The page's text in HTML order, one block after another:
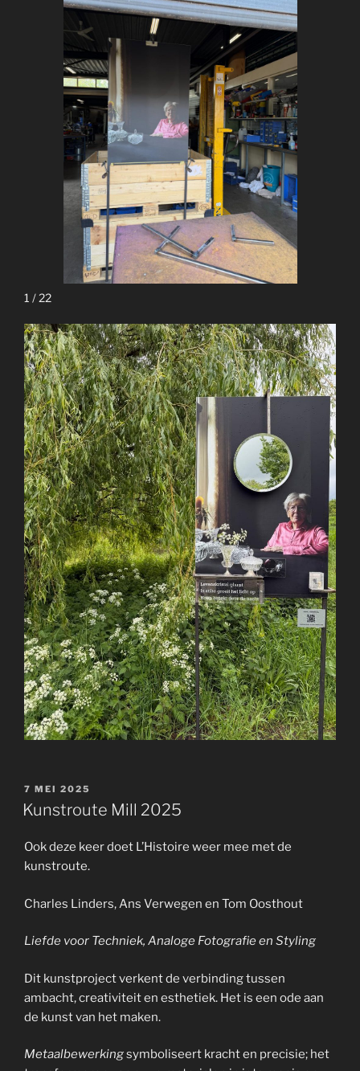
1 / 22
GEPLAATST
OP
7 MEI 2025
Kunstroute Mill 2025
Ook deze keer doet L’Histoire weer mee met de
kunstroute.
Charles Linders, Ans Verwegen en Tom Oosthout
Liefde voor Techniek, Analoge Fotografie en Styling
Dit kunstproject verkent de verbinding tussen
ambacht, creativiteit en esthetiek. Het is een ode aan
de kunst van het maken.
Metaalbewerkingsymboliseert kracht en precisie; het